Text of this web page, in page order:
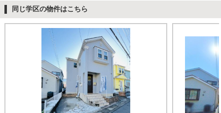
同じ学区の物件はこちら